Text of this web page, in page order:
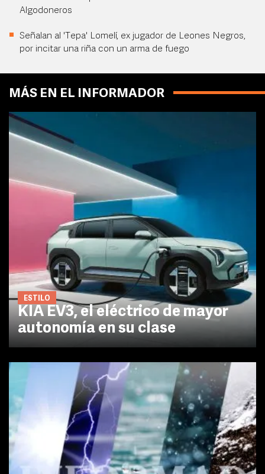
Algodoneros
Señalan al 'Tepa' Lomelí, ex jugador de Leones Negros,
por incitar una riña con un arma de fuego
MÁS EN EL INFORMADOR
ESTILO
KIA EV3, el eléctrico de mayor
autonomía en su clase